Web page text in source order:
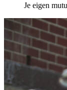
Je eigen